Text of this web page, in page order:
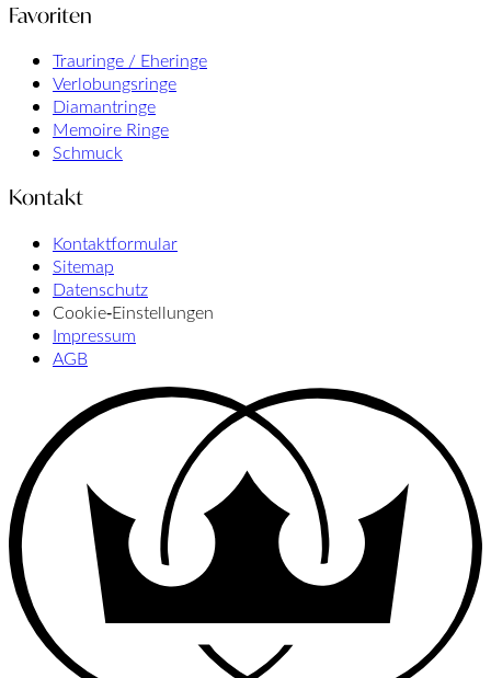
Favoriten
Trauringe / Eheringe
Verlobungsringe
Diamantringe
Memoire Ringe
Schmuck
Kontakt
Kontaktformular
Sitemap
Datenschutz
Cookie‑Einstellungen
Impressum
AGB